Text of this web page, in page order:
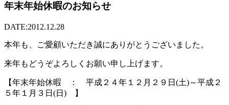
年末年始休暇のお知らせ
DATE:2012.12.28
本年も、ご愛顧いただき誠にありがとうございました。
来年もどうぞよろしくお願い申し上げます。
【年末年始休暇 ： 平成２４年１２月２９日(土)～平成２
５年１月３日(日) 】